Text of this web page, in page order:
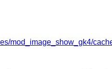
mod_image_show_gk4/